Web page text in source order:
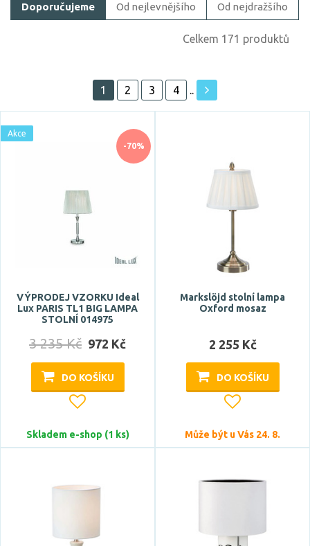
Cena
Skladem
Prodloužená záruka
5 let
Značka
ACA
ASTRO
BRILONER
CENTURY
Doporučujeme Od nejlevnějšího Od nejdražšího
Celkem 171 produktů
1 2 3 4 ..
-70%
Akce
VÝPRODEJ VZORKU Ideal
Lux PARIS TL1 BIG LAMPA
STOLNÍ 014975
3 235 Kč 972 Kč
DO KOŠÍKU
Skladem e-shop (1 ks)
Markslöjd stolní lampa
Oxford mosaz
2 255 Kč
DO KOŠÍKU
Může být u Vás 24. 8.